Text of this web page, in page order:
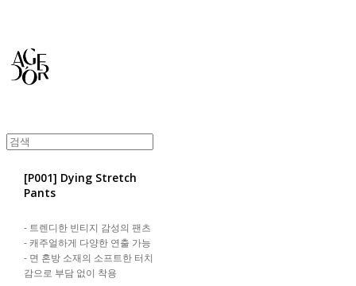
[P001] Dying Stretch
Pants
- 트렌디한 빈티지 감성의 팬츠
- 캐주얼하게 다양한 연출 가능
- 면 혼방 소재의 소프트한 터치
감으로 부담 없이 착용